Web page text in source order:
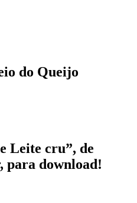
do Queijo
Leite cru”, de
para download!